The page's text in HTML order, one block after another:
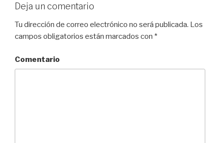
Deja un comentario
Tu dirección de correo electrónico no será publicada. Los
campos obligatorios están marcados con *
Comentario